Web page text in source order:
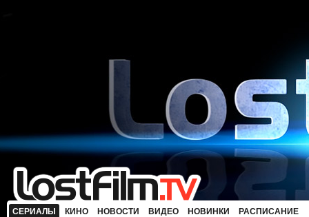
СЕРИАЛЫ КИНО НОВОСТИ ВИДЕО НОВИНКИ РАСПИСАНИЕ